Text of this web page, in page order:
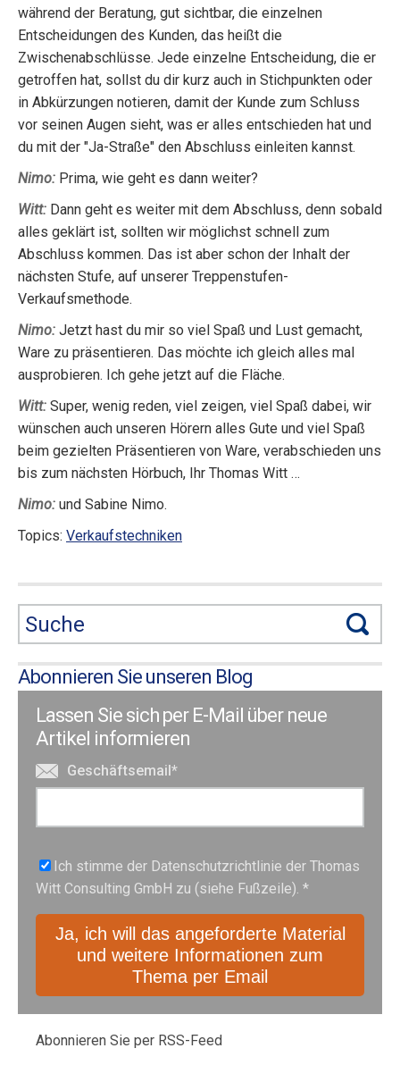
während der Beratung, gut sichtbar, die einzelnen
Entscheidungen des Kunden, das heißt die
Zwischenabschlüsse. Jede einzelne Entscheidung, die er
getroffen hat, sollst du dir kurz auch in Stichpunkten oder
in Abkürzungen notieren, damit der Kunde zum Schluss
vor seinen Augen sieht, was er alles entschieden hat und
du mit der "Ja-Straße" den Abschluss einleiten kannst.
Nimo: Prima, wie geht es dann weiter?
Witt: Dann geht es weiter mit dem Abschluss, denn sobald
alles geklärt ist, sollten wir möglichst schnell zum
Abschluss kommen. Das ist aber schon der Inhalt der
nächsten Stufe, auf unserer Treppenstufen-
Verkaufsmethode.
Nimo: Jetzt hast du mir so viel Spaß und Lust gemacht,
Ware zu präsentieren. Das möchte ich gleich alles mal
ausprobieren. Ich gehe jetzt auf die Fläche.
Witt: Super, wenig reden, viel zeigen, viel Spaß dabei, wir
wünschen auch unseren Hörern alles Gute und viel Spaß
beim gezielten Präsentieren von Ware, verabschieden uns
bis zum nächsten Hörbuch, Ihr Thomas Witt …
Nimo: und Sabine Nimo.
Topics: Verkaufstechniken
Abonnieren Sie unseren Blog
Lassen Sie sich per E-Mail über neue
Artikel informieren
Geschäftsemail*
Ich stimme der Datenschutzrichtlinie der Thomas
Witt Consulting GmbH zu (siehe Fußzeile). *
Abonnieren Sie per RSS-Feed